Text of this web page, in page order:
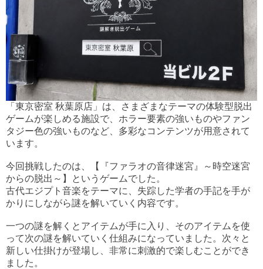
「東京密室 秋葉原店」は、さまざまなテーマの体験型脱出
ゲームが楽しめる施設で、ホラー要素の強いものやファン
タジー色の強いものなど、多彩なコンテンツが用意されて
います。
今回挑戦したのは、【『ファラオの音律迷宮』～時空迷宮
からの脱出～】というゲームでした。
古代エジプト音楽をテーマに、失踪した学者の手記を手が
かりにしながら謎を解いていく内容です。
一つの謎を解くとアイテムが手に入り、そのアイテムを使
って次の謎を解いていく仕組みになっていました。次々と
新しい仕掛けが登場し、非常に刺激的で楽しむことができ
ました。